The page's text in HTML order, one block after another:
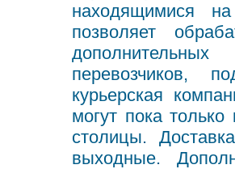
находящимися
позволяет
перевозчиков,
курьерская
могут пока
столицы.
выходные.